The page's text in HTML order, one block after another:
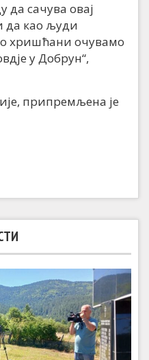
да сачува овај
да као људи
хришћани очувамо
у Добрун“,
припремљена је